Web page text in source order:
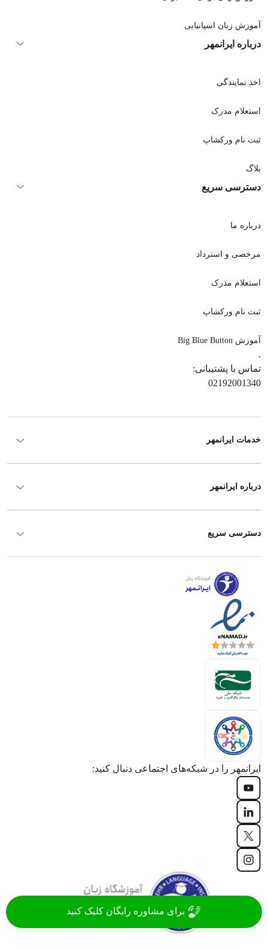
آموزش زبان اسپانیایی
درباره ایرانمهر
اخذ نمايندگی
استعلام مدرک
ثبت نام ورکشاپ
بلاگ
دسترسی سریع
درباره ما
مرخصی و استرداد
استعلام مدرک
ثبت نام ورکشاپ
آموزش Big Blue Button
.
تماس با پشتیبانی:
02192001340
خدمات ایرانمهر
درباره ایرانمهر
دسترسی سریع
ایرانمهر را در شبکه‌های اجتماعی دنبال کنید:
برای مشاوره رایگان کلیک کنید